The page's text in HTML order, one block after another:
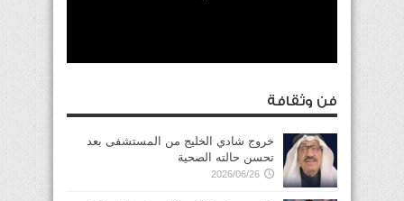
فن وثقافة
خروج شادي الخليج من المستشفى بعد
تحسن حالته الصحية
2026/06/26